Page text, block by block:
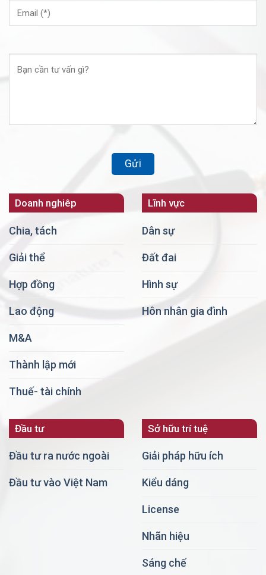
Doanh nghiêp
Chia, tách
Giải thể
Hợp đồng
Lao động
M&A
Thành lập mới
Thuế- tài chính
Lĩnh vực
Dân sự
Đất đai
Hình sự
Hôn nhân gia đình
Đầu tư
Đầu tư ra nước ngoài
Đầu tư vào Việt Nam
Sở hữu trí tuệ
Giải pháp hữu ích
Kiểu dáng
License
Nhãn hiệu
Sáng chế